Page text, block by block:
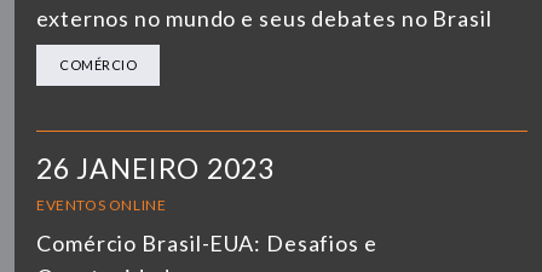
externos no mundo e seus debates no Brasil
COMÉRCIO
26 JANEIRO 2023
EVENTOS ONLINE
Comércio Brasil-EUA: Desafios e